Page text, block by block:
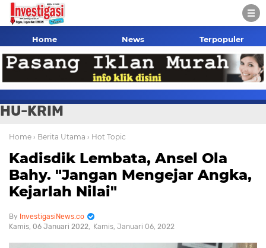
Home News Terpopuler
HU-KRIM
Home › Berita Utama › Hot Topic
Kadisdik Lembata, Ansel Ola
Bahy. "Jangan Mengejar Angka,
Kejarlah Nilai"
InvestigasiNews.co
Kamis, 06 Januari 2022
Kamis, Januari 06, 2022